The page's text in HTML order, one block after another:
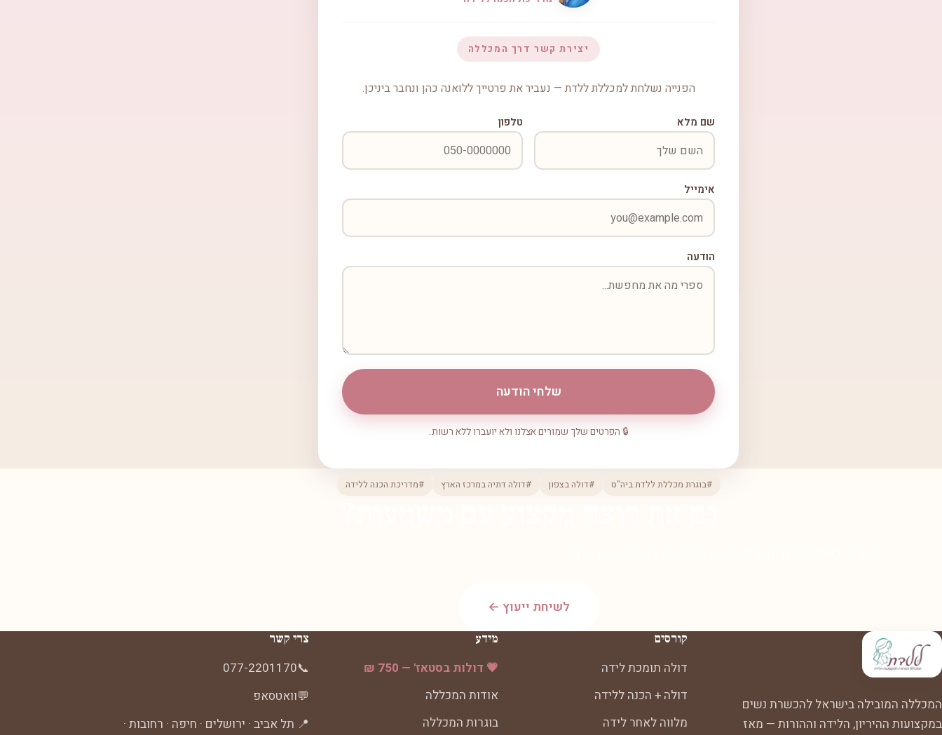
יצירת קשר דרך המכללה
הפנייה נשלחת למכללת ללדת — נעביר את פרטייך ללואנה כהן ונחבר ביניכן.
שם מלא טלפון
אימייל
הודעה
שלחי הודעה
🔒 הפרטים שלך שמורים אצלנו ולא יועברו ללא רשות.
#בוגרת מכללת ללדת ביה"ס #דולה בצפון #דולה דתיה במרכז הארץ #מדריכת הכנה ללידה
לשיחת ייעוץ ←
המכללה המובילה בישראל להכשרת נשים
במקצועות ההיריון, הלידה וההורות — מאז
קורסים
דולה תומכת לידה
דולה + הכנה ללידה
מלווה לאחר לידה
מידע
💗 דולות בסטאז' — 750 ₪
אודות המכללה
בוגרות המכללה
צרי קשר
📞
077-2201170
💬וואטסאפ
📍 תל אביב · ירושלים · חיפה · רחובות ·